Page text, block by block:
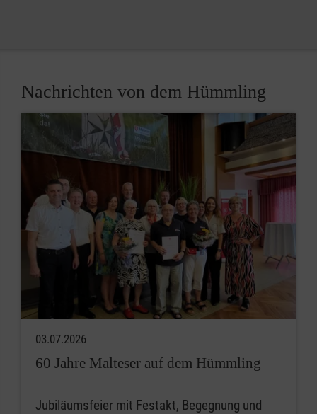
Nachrichten von dem Hümmling
03.07.2026
60 Jahre Malteser auf dem Hümmling
Jubiläumsfeier mit Festakt, Begegnung und